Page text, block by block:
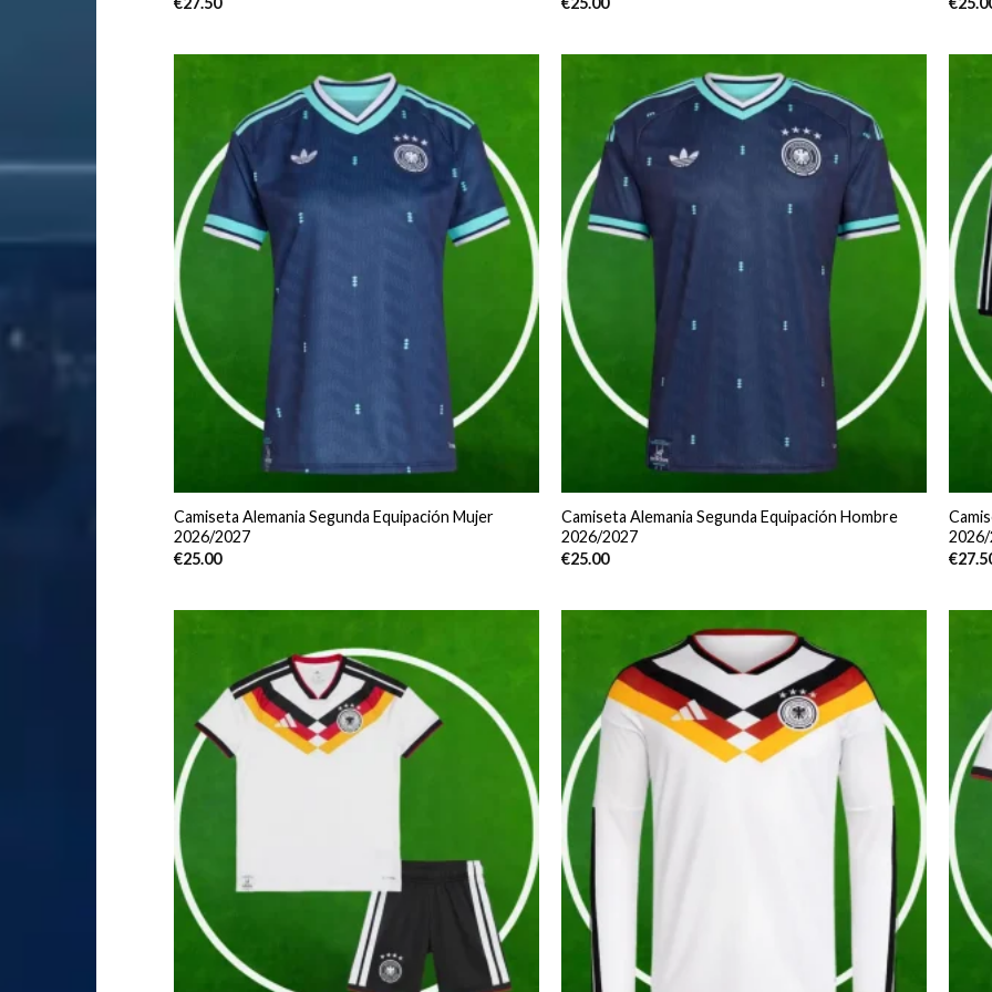
Camiseta Alemania Segunda Equipación Mujer
2026/2027
€25.00
Camiseta Alemania Segunda Equipación Hombre
2026/2027
€25.00
2026/
€